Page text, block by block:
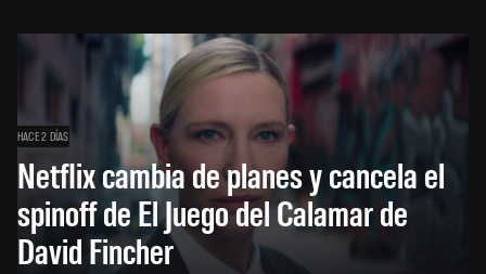
HACE 2 DÍAS
Netflix cambia de planes y cancela el
spinoff de El Juego del Calamar de
David Fincher